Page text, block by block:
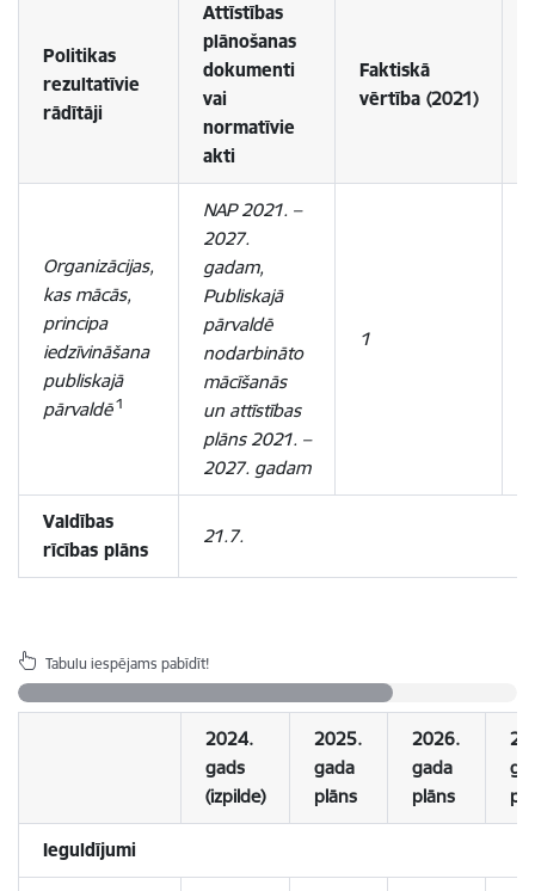
Politikas
rezultatīvie
rādītāji
Attīstības
plānošanas
dokumenti
vai
normatīvie
akti
Faktiskā
vērtība (2021)
Organizācijas,
kas mācās,
principa
iedzīvināšana
publiskajā
pārvaldē1
NAP 2021. –
2027.
gadam,
Publiskajā
pārvaldē
nodarbināto
mācīšanās
un attīstības
plāns 2021. –
2027. gadam
1
Valdības
rīcības plāns
21.7.
Tabulu iespējams pabīdīt!
2024.
gads
(izpilde)
2025.
gada
plāns
2026.
gada
plāns
Ieguldījumi